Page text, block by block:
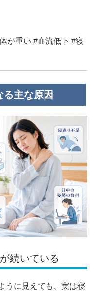
が重い #血流低下 #寝
主な原因
続いている
うに見えても、実は寝